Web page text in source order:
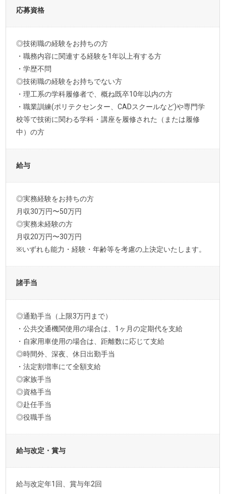
応募資格
◎技術職の経験をお持ちの方
・職務内容に関連する経験を1年以上有する方
・学歴不問
◎技術職の経験をお持ちでない方
・理工系の学科履修者で、概ね既卒10年以内の方
・職業訓練(ポリテクセンター、CADスクールなど)や専門学
校等で技術に関わる学科・講座を履修された（または履修
中）の方
給与
◎実務経験をお持ちの方
月収30万円〜50万円
◎実務未経験の方
月収20万円〜30万円
※いずれも能力・経験・年齢等を考慮の上決定いたします。
諸手当
◎通勤手当（上限3万円まで）
・公共交通機関使用の場合は、1ヶ月の定期代を支給
・自家用車使用の場合は、距離数に応じて支給
◎時間外、深夜、休日出勤手当
・法定割増率にて全額支給
◎家族手当
◎資格手当
◎赴任手当
◎役職手当
給与改定・賞与
給与改定年1回、賞与年2回